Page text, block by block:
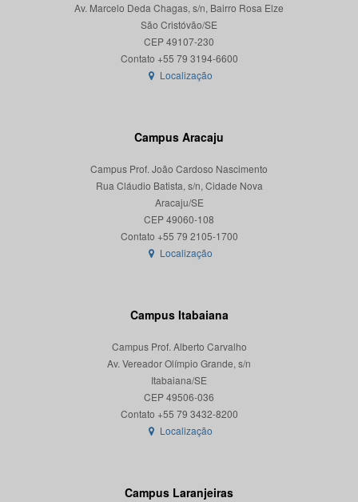
Av. Marcelo Deda Chagas, s/n, Bairro Rosa Elze
São Cristóvão/SE
CEP 49107-230
Localização
Campus Aracaju
Campus Prof. João Cardoso Nascimento
Rua Cláudio Batista, s/n, Cidade Nova
Aracaju/SE
CEP 49060-108
Localização
Campus Itabaiana
Campus Prof. Alberto Carvalho
Av. Vereador Olímpio Grande, s/n
Itabaiana/SE
CEP 49506-036
Localização
Campus Laranjeiras